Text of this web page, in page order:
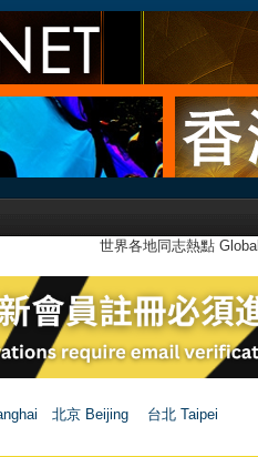
世界各地同志熱點
北京 Beijing 台北 Taipei